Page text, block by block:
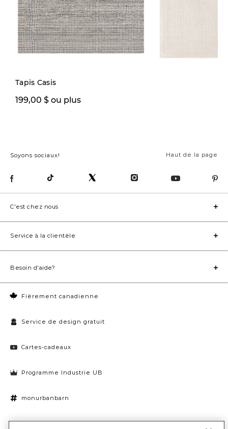
Tapis Casis
199,00 $ ou plus
Haut de la page
Soyons sociaux!
Fièrement canadienne
Service de design gratuit
Cartes-cadeaux
Programme Industrie UB
monurbanbarn
Paramètres des témoins
C'est chez nous
Service à la clientèle
Besoin d'aide?